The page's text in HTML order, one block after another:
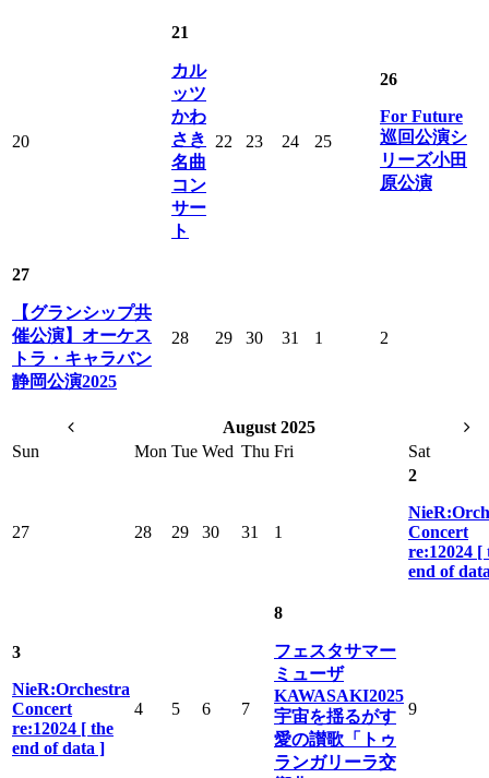
20
21
カル
ッツ
かわ
さき
名曲
コン
サー
ト
22 23 24 25
26
For Future
巡回公演シ
リーズ小田
原公演
27
【グランシップ共
催公演】オーケス
トラ・キャラバン
静岡公演2025
28 29 30 31 1 2
August 2025
Sun
Mon Tue Wed Thu Fri Sat
27 28 29 30 31 1
2
Concert
re:12024 [
end of
3
NieR:Orchestra
Concert
re:12024 [ the
end of data ]
4 5 6 7
8
フェスタサマー
ミューザ
KAWASAKI2025
宇宙を揺るがす
愛の讃歌「トゥ
ランガリーラ交
9